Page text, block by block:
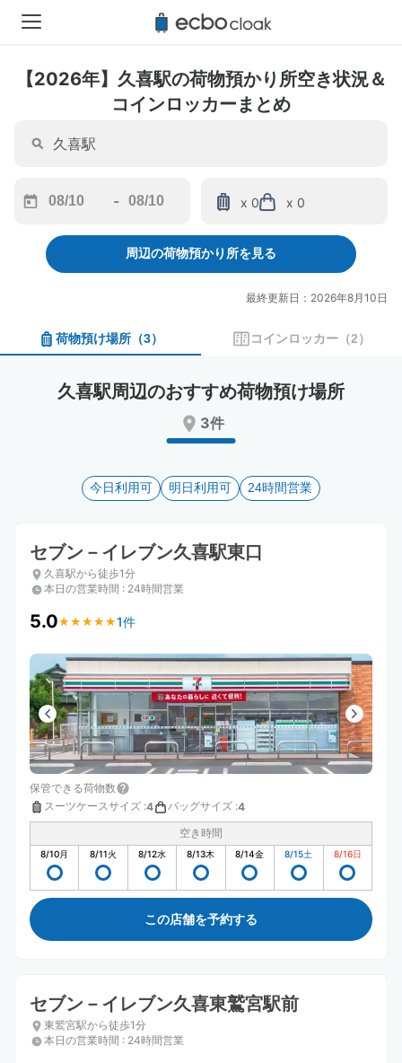
【2026年】久喜駅の荷物預かり所空き状況＆
コインロッカーまとめ
forward
interact
calendar
and
date.
the
keyboard
shortcuts
for
changing
dates.
-
backward
to
interact
calendar
and
a
date.
mark
key
the
keyboard
shortcuts
for
changing
dates.
x 0 x 0
周辺の荷物預かり所を見る
最終更新日：2026年8月10日
荷物預け場所 （3） コインロッカー （2）
久喜駅周辺のおすすめ荷物預け場所
3件
今日利用可 明日利用可 24時間営業
セブン－イレブン久喜駅東口
久喜駅から徒歩1分
本日の営業時間 : 24時間営業
5.0★ ★ ★ ★ ★
★ ★ ★ ★ ★1件
保管できる荷物数
スーツケースサイズ :4 バッグサイズ :4
空き時間
8/10月 8/11火 8/12水 8/13木 8/14金 8/15土 8/16日
この店舗を予約する
セブン－イレブン久喜東鷲宮駅前
東鷲宮駅から徒歩1分
本日の営業時間 : 24時間営業